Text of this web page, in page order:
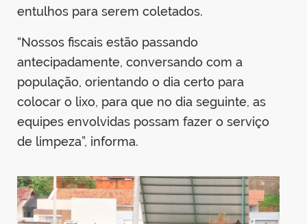
entulhos para serem coletados.
“Nossos fiscais estão passando
antecipadamente, conversando com a
população, orientando o dia certo para
colocar o lixo, para que no dia seguinte, as
equipes envolvidas possam fazer o serviço
de limpeza”, informa.